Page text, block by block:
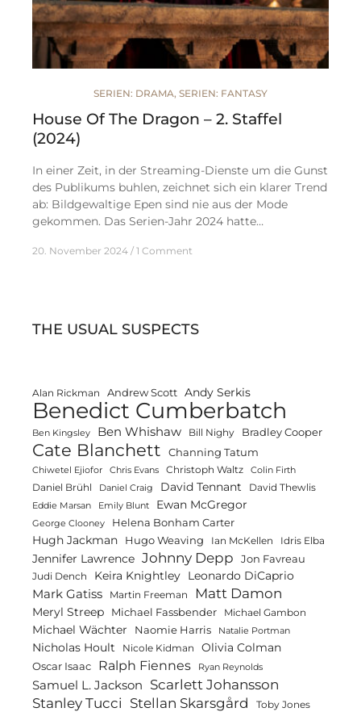
SERIEN: DRAMA, SERIEN: FANTASY
House Of The Dragon – 2. Staffel
(2024)
In einer Zeit, in der Streaming-Dienste um die Gunst
des Publikums buhlen, zeichnet sich ein klarer Trend
ab: Bildgewaltige Epen sind nie aus der Mode
gekommen. Das Serien-Jahr 2024 hatte…
20. November 2024 1 Comment
THE USUAL SUSPECTS
Alan Rickman Andrew Scott Andy Serkis
Benedict Cumberbatch
Ben Kingsley Ben Whishaw Bill Nighy Bradley Cooper
Cate Blanchett Channing Tatum
Chiwetel Ejiofor Chris Evans Christoph Waltz Colin Firth
Daniel Brühl Daniel Craig David Tennant David Thewlis
Eddie Marsan Emily Blunt Ewan McGregor
George Clooney Helena Bonham Carter
Hugh Jackman Hugo Weaving Ian McKellen Idris Elba
Jennifer Lawrence Johnny Depp Jon Favreau
Judi Dench Keira Knightley Leonardo DiCaprio
Mark Gatiss Martin Freeman Matt Damon
Meryl Streep Michael Fassbender Michael Gambon
Michael Wächter Naomie Harris Natalie Portman
Nicholas Hoult Nicole Kidman Olivia Colman
Oscar Isaac Ralph Fiennes Ryan Reynolds
Samuel L. Jackson Scarlett Johansson
Stanley Tucci Stellan Skarsgård Toby Jones